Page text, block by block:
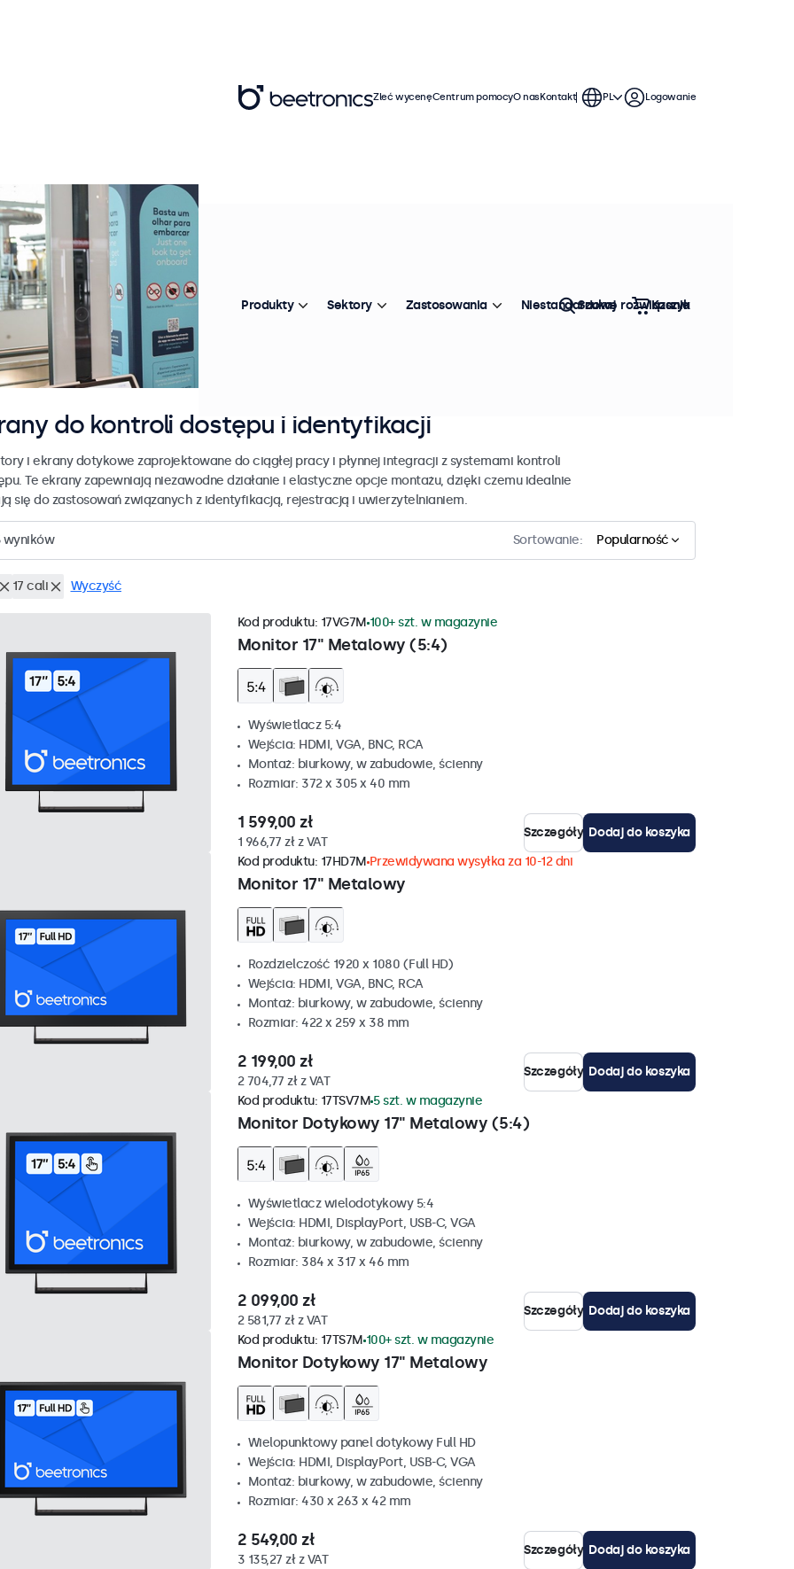
do kontroli dostępu i identyfikacji
i ekrany dotykowe zaprojektowane do ciągłej pracy i płynnej integracji z systemami kontroli
Te ekrany zapewniają niezawodne działanie i elastyczne opcje montażu, dzięki czemu idealnie
się do zastosowań związanych z identyfikacją, rejestracją i uwierzytelnianiem.
wyników Sortowanie: Popularność
17 cali Wyczyść
Monitor 17" Metalowy (5:4)
Kod produktu: 17VG7M 100+ szt. w magazynie
Wyświetlacz 5:4
Wejścia: HDMI, VGA, BNC, RCA
Montaż: biurkowy, w zabudowie, ścienny
Rozmiar: 372 x 305 x 40 mm
1 599,00 zł
1 966,77 zł z VAT
Szczegóły Dodaj do koszyka
Monitor 17" Metalowy
Kod produktu: 17HD7M Przewidywana wysyłka za 10-12 dni
Rozdzielczość 1920 x 1080 (Full HD)
Wejścia: HDMI, VGA, BNC, RCA
Montaż: biurkowy, w zabudowie, ścienny
Rozmiar: 422 x 259 x 38 mm
2 199,00 zł
2 704,77 zł z VAT
Szczegóły Dodaj do koszyka
Monitor Dotykowy 17" Metalowy (5:4)
Kod produktu: 17TSV7M 5 szt. w magazynie
Wyświetlacz wielodotykowy 5:4
Wejścia: HDMI, DisplayPort, USB-C, VGA
Montaż: biurkowy, w zabudowie, ścienny
Rozmiar: 384 x 317 x 46 mm
2 099,00 zł
2 581,77 zł z VAT
Szczegóły Dodaj do koszyka
Monitor Dotykowy 17" Metalowy
Kod produktu: 17TS7M 100+ szt. w magazynie
Wielopunktowy panel dotykowy Full HD
Wejścia: HDMI, DisplayPort, USB-C, VGA
Montaż: biurkowy, w zabudowie, ścienny
Rozmiar: 430 x 263 x 42 mm
2 549,00 zł
3 135,27 zł z VAT
Szczegóły Dodaj do koszyka
Zleć wycenęCentrum pomocyO nasKontakt PL Logowanie
Produkty Sektory Zastosowania Niestandardowe rozwiązania
Szukaj Koszyk